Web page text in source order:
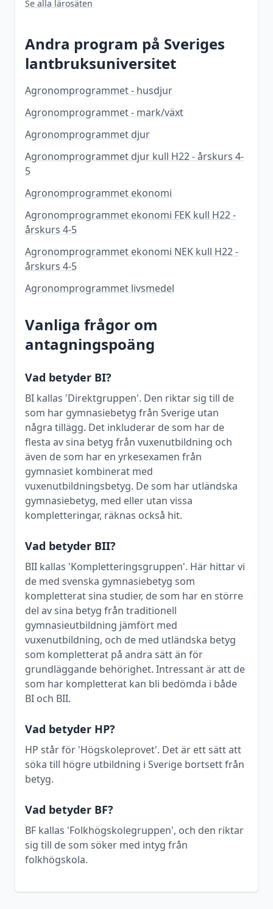
Se alla lärosäten
Andra program på Sveriges
lantbruksuniversitet
Agronomprogrammet - husdjur
Agronomprogrammet - mark/växt
Agronomprogrammet djur
Agronomprogrammet djur kull H22 - årskurs 4-
5
Agronomprogrammet ekonomi
Agronomprogrammet ekonomi FEK kull H22 -
årskurs 4-5
Agronomprogrammet ekonomi NEK kull H22 -
årskurs 4-5
Agronomprogrammet livsmedel
Vanliga frågor om
antagningspoäng
Vad betyder BI?
BI kallas 'Direktgruppen'. Den riktar sig till de
som har gymnasiebetyg från Sverige utan
några tillägg. Det inkluderar de som har de
flesta av sina betyg från vuxenutbildning och
även de som har en yrkesexamen från
gymnasiet kombinerat med
vuxenutbildningsbetyg. De som har utländska
gymnasiebetyg, med eller utan vissa
kompletteringar, räknas också hit.
Vad betyder BII?
BII kallas 'Kompletteringsgruppen'. Här hittar vi
de med svenska gymnasiebetyg som
kompletterat sina studier, de som har en större
del av sina betyg från traditionell
gymnasieutbildning jämfört med
vuxenutbildning, och de med utländska betyg
som kompletterat på andra sätt än för
grundläggande behörighet. Intressant är att de
som har kompletterat kan bli bedömda i både
BI och BII.
Vad betyder HP?
HP står för 'Högskoleprovet'. Det är ett sätt att
söka till högre utbildning i Sverige bortsett från
betyg.
Vad betyder BF?
BF kallas 'Folkhögskolegruppen', och den riktar
sig till de som söker med intyg från
folkhögskola.